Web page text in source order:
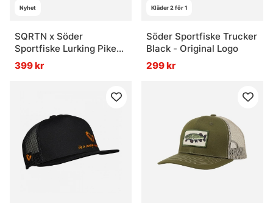
Nyhet
SQRTN x Söder
Sportfiske Lurking Pike
Trucker, Black
399 kr
Kläder 2 för 1
Söder Sportfiske Trucker
Black - Original Logo
299 kr